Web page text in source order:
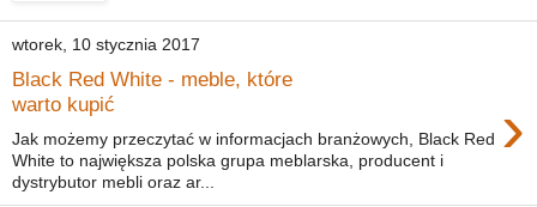
wtorek, 10 stycznia 2017
Black Red White - meble, które
warto kupić
›
Jak możemy przeczytać w informacjach branżowych, Black Red
White to największa polska grupa meblarska, producent i
dystrybutor mebli oraz ar...